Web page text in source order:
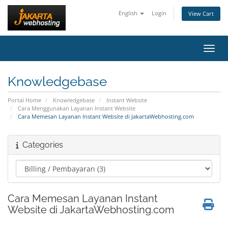
English Login View Cart
Knowledgebase
Portal Home Knowledgebase
Instant Website
Cara Menggunakan Layanan Instant Website
Cara Memesan Layanan Instant Website di JakartaWebhosting.com
Categories
Cara Memesan Layanan Instant
Website di JakartaWebhosting.com